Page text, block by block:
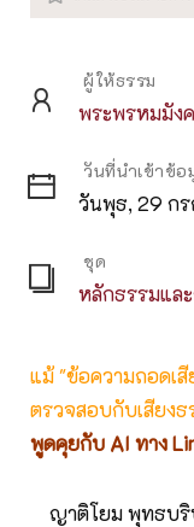
ผู้ให้ธรรม
พระพรหมมัง
วันที่นำเข้าข้อ
วันพุธ, 29 ก
ชุด
หลักธรรมแล
แม้ "ข้อความถอดเ
ตรวจสอบกับเสียง
พูดคุยกับ AI ทาง
ญาติโยม พุทธบริ